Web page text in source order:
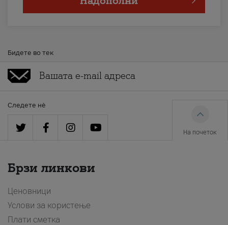
Бидете во тек
Следете нè
На почеток
Брзи линкови
Ценовници
Услови за користење
Плати сметка